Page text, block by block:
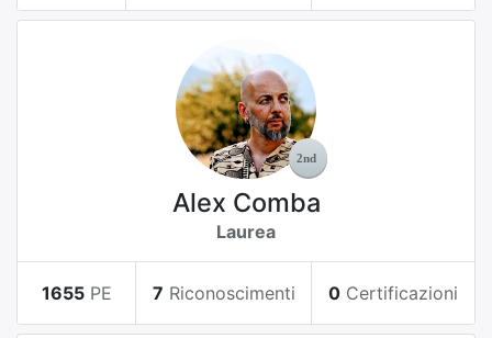
Alex Comba
Laurea
1655 PE 7 Riconoscimenti 0 Certificazioni